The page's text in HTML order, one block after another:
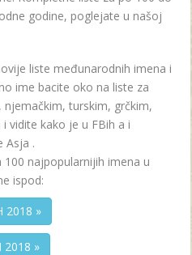
godine, poglejate u našoj
liste međunarodnih imena i
ime bacite oko na liste za
turskim, grčkim,
vidite kako je u FBih a i
Asja .
najpopularnijih imena u
ispod:
2018 »
2018 »